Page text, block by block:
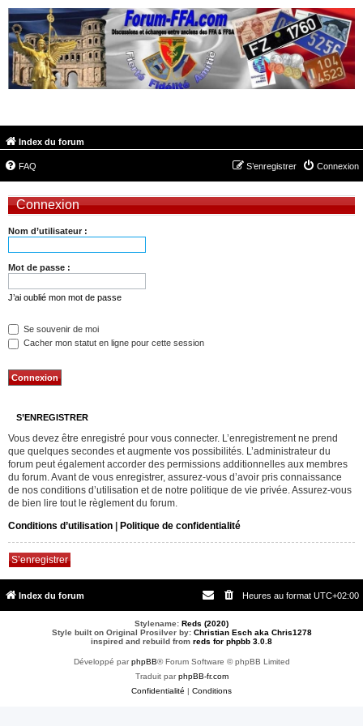
Index du forum
FAQ Connexion
S’enregistrer
Connexion
Nom d’utilisateur :
Mot de passe :
J’ai oublié mon mot de passe
Se souvenir de moi
Cacher mon statut en ligne pour cette session
S’ENREGISTRER
Vous devez être enregistré pour vous connecter. L’enregistrement ne prend
que quelques secondes et augmente vos possibilités. L’administrateur du
forum peut également accorder des permissions additionnelles aux membres
du forum. Avant de vous enregistrer, assurez-vous d’avoir pris connaissance
de nos conditions d’utilisation et de notre politique de vie privée. Assurez-vous
de bien lire tout le règlement du forum.
Conditions d’utilisation
Politique de confidentialité
S’enregistrer
Index du forum Heures au format UTC+02:00
Stylename: Reds (2020)
Style built on Original Prosilver by: Christian Esch aka Chris1278
inspired and rebuild from reds for phpbb 3.0.8
Développé parphpBB® Forum Software © phpBB Limited
Traduit parphpBB-fr.com
Confidentialité
Conditions